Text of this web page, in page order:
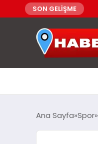
SON GELİŞME
Ana Sayfa Spor